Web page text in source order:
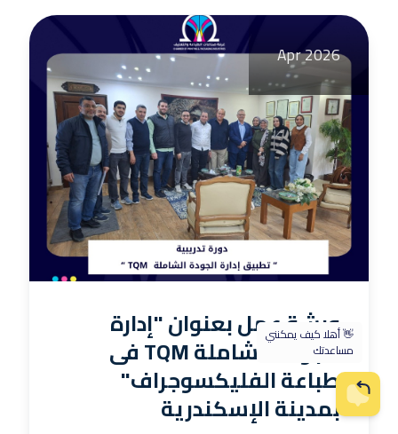
Apr 2026
ورشة عمل بعنوان "إدارة
الجودة الشاملة TQM فى
طباعة الفليكسوجراف"
بمدينة الإسكندرية